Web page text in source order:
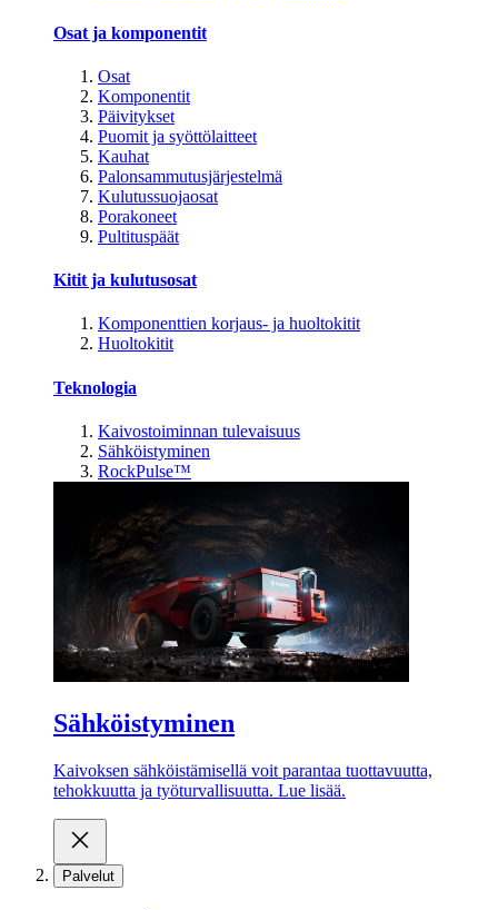
Osat ja komponentit
Osat
Komponentit
Päivitykset
Puomit ja syöttölaitteet
Kauhat
Palonsammutusjärjestelmä
Kulutussuojaosat
Porakoneet
Pultituspäät
Kitit ja kulutusosat
Komponenttien korjaus- ja huoltokitit
Huoltokitit
Teknologia
Kaivostoiminnan tulevaisuus
Sähköistyminen
RockPulse™
Sähköistyminen
Kaivoksen sähköistämisellä voit parantaa tuottavuutta,
tehokkuutta ja työturvallisuutta. Lue lisää.
Palvelut